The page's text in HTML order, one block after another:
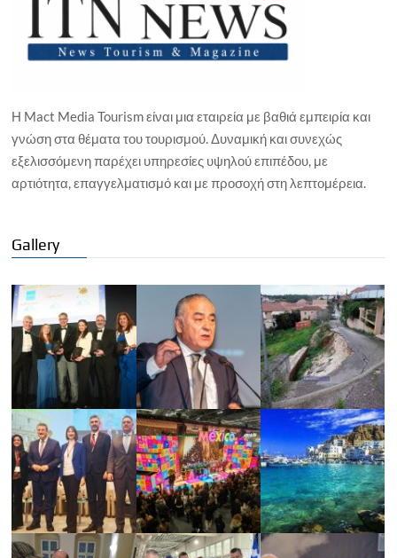
Η Mact Media Tourism είναι μια εταιρεία με βαθιά εμπειρία και
γνώση στα θέματα του τουρισμού. Δυναμική και συνεχώς
εξελισσόμενη παρέχει υπηρεσίες υψηλού επιπέδου, με
αρτιότητα, επαγγελματισμό και με προσοχή στη λεπτομέρεια.
Gallery